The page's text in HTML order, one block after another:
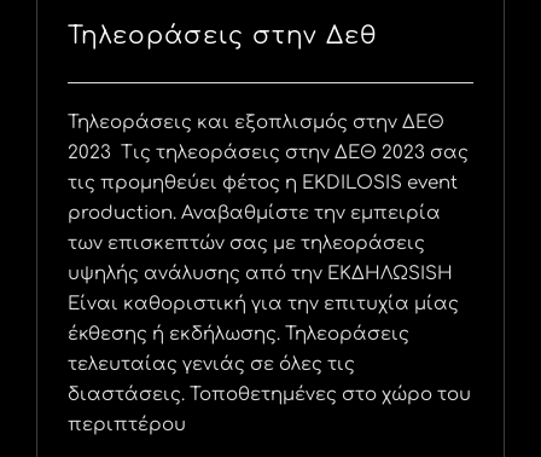
Τηλεοράσεις στην Δεθ
Τηλεοράσεις και εξοπλισμός στην ΔΕΘ
2023 Τις τηλεοράσεις στην ΔΕΘ 2023 σας
τις προμηθεύει φέτος η EKDILOSIS event
production. Αναβαθμίστε την εμπειρία
των επισκεπτών σας με τηλεοράσεις
υψηλής ανάλυσης από την ΕΚΔΗΛΩSISΗ
Είναι καθοριστική για την επιτυχία μίας
έκθεσης ή εκδήλωσης. Τηλεοράσεις
τελευταίας γενιάς σε όλες τις
διαστάσεις. Τοποθετημένες στο χώρο του
περιπτέρου